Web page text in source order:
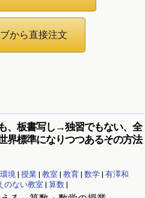
、板書写し→独習でもない、全
標準になりつつあるその方法
境| 授業| 教室 | 教育| 数学| 有澤和
のない教室 | 算数|